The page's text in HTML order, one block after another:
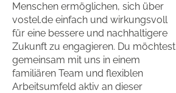
Menschen ermöglichen, sich über
vostel.de einfach und wirkungsvoll
für eine bessere und nachhaltigere
Zukunft zu engagieren. Du möchtest
gemeinsam mit uns in einem
familiären Team und flexiblen
Arbeitsumfeld aktiv an dieser